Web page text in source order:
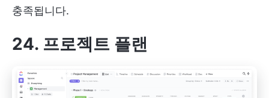
충족됩니다.
24. 프로젝트 플랜